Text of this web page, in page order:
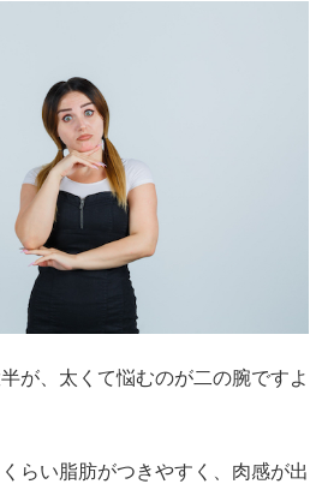
が、太くて悩むのが二の腕ですよ
らい脂肪がつきやすく、肉感が出